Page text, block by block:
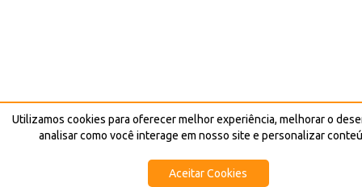
Utilizamos cookies para oferecer melhor experiência, melhorar o
analisar como você interage em nosso site e personalizar
Aceitar Cookies